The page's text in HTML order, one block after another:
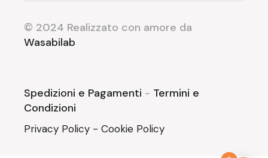
© 2024 Realizzato con amore da
Wasabilab
Spedizioni e Pagamenti - Termini e
Condizioni
Privacy Policy -Cookie Policy